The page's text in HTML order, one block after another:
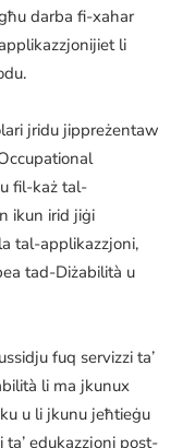
darba fi-xahar
li
jridu jippreżentaw
fil-każ tal-
ikun irid jiġi
tal-applikazzjoni,
tad-Diżabilità u
fuq servizzi ta’
li ma jkunux
u li jkunu jeħtieġu
edukazzjoni post-